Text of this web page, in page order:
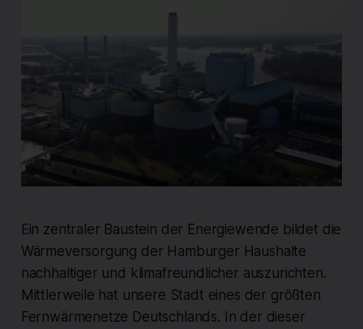
Ein zentraler Baustein der Energiewende bildet die
Wärmeversorgung der Hamburger Haushalte
nachhaltiger und klimafreundlicher auszurichten.
Mittlerweile hat unsere Stadt eines der größten
Fernwärmenetze Deutschlands. In der dieser